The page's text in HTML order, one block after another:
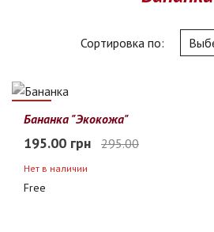
Сортировка по:
34%
Бананка "Экокожа"
195.00 грн 295.00
Нет в наличии
Free